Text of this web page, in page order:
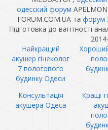
одесский форум
FORUM.COM.UA та форум
Підготовка до вагітності
Найкращий
акушер гінеколог
7 пологового
будинку Одеси
Консультація
акушера Одеса
Кращі